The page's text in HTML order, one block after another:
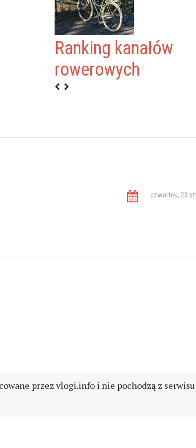
Ranking kanałów
rowerowych
czwartek, 23
przez vlogi.info i nie pochodzą z serwisu